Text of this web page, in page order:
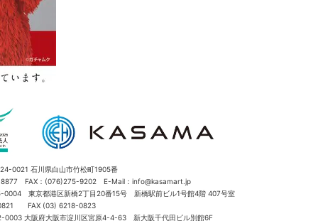
0021 石川県白山市竹松町1905番
8877 FAX：(076)275-9202 E-Mail：info@kasamart.jp
東京都港区新橋2丁目20番15号 新橋駅前ビル1号館4階 407号室
FAX (03) 6218-0823
大阪府大阪市淀川区宮原4-4-63 新大阪千代田ビル別館6F